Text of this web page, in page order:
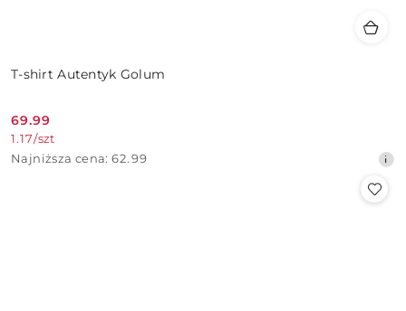
T-shirt Autentyk Golum
Cena
promocyjna:
69.99
1.17/szt
Najniższa
Najniższa cena: 62.99